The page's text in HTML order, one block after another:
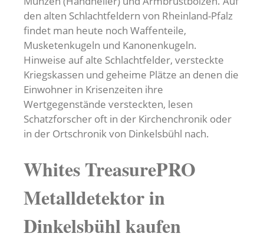
den alten Schlachtfeldern von Rheinland-Pfalz
findet man heute noch Waffenteile,
Musketenkugeln und Kanonenkugeln.
Hinweise auf alte Schlachtfelder, versteckte
Kriegskassen und geheime Plätze an denen die
Einwohner in Krisenzeiten ihre
Wertgegenstände versteckten, lesen
Schatzforscher oft in der Kirchenchronik oder
in der Ortschronik von Dinkelsbühl nach.
Whites TreasurePRO
Metalldetektor in
Dinkelsbühl kaufen